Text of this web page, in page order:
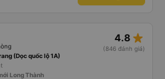
4.8 star_rate
(846 đánh giá)
(Dọc quốc lộ 1A)
Long Thành